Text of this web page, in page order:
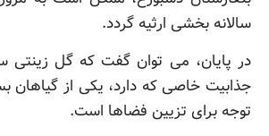
سالانه بخشی ارثیه گردد.
در پایان، می توان گفت که گل زینتی
جذابیت خاصی که دارد، یکی از گیاهان
توجه برای تزیین فضاها است.